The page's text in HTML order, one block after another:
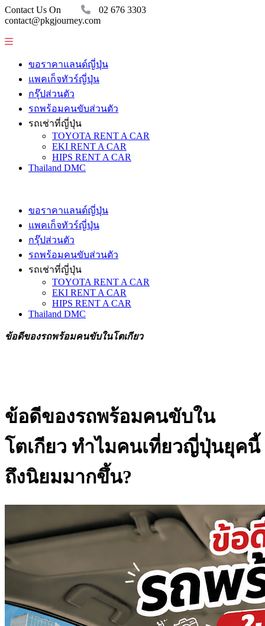
Contact Us On
02 676 3303
contact@pkgjourney.com
ขอราคาแลนด์ญี่ปุ่น
แพคเก็จทัวร์ญี่ปุ่น
กรุ๊ปส่วนตัว
รถพร้อมคนขับส่วนตัว
รถเช่าที่ญี่ปุ่น
TOYOTA RENT A CAR
EKI RENT A CAR
HIPS RENT A CAR
Thailand DMC
ขอราคาแลนด์ญี่ปุ่น
แพคเก็จทัวร์ญี่ปุ่น
กรุ๊ปส่วนตัว
รถพร้อมคนขับส่วนตัว
รถเช่าที่ญี่ปุ่น
TOYOTA RENT A CAR
EKI RENT A CAR
HIPS RENT A CAR
Thailand DMC
ข้อดีของรถพร้อมคนขับในโตเกียว
ข้อดีของรถพร้อมคนขับใน
โตเกียว ทำไมคนเที่ยวญี่ปุ่นยุคนี้
ถึงนิยมมากขึ้น?